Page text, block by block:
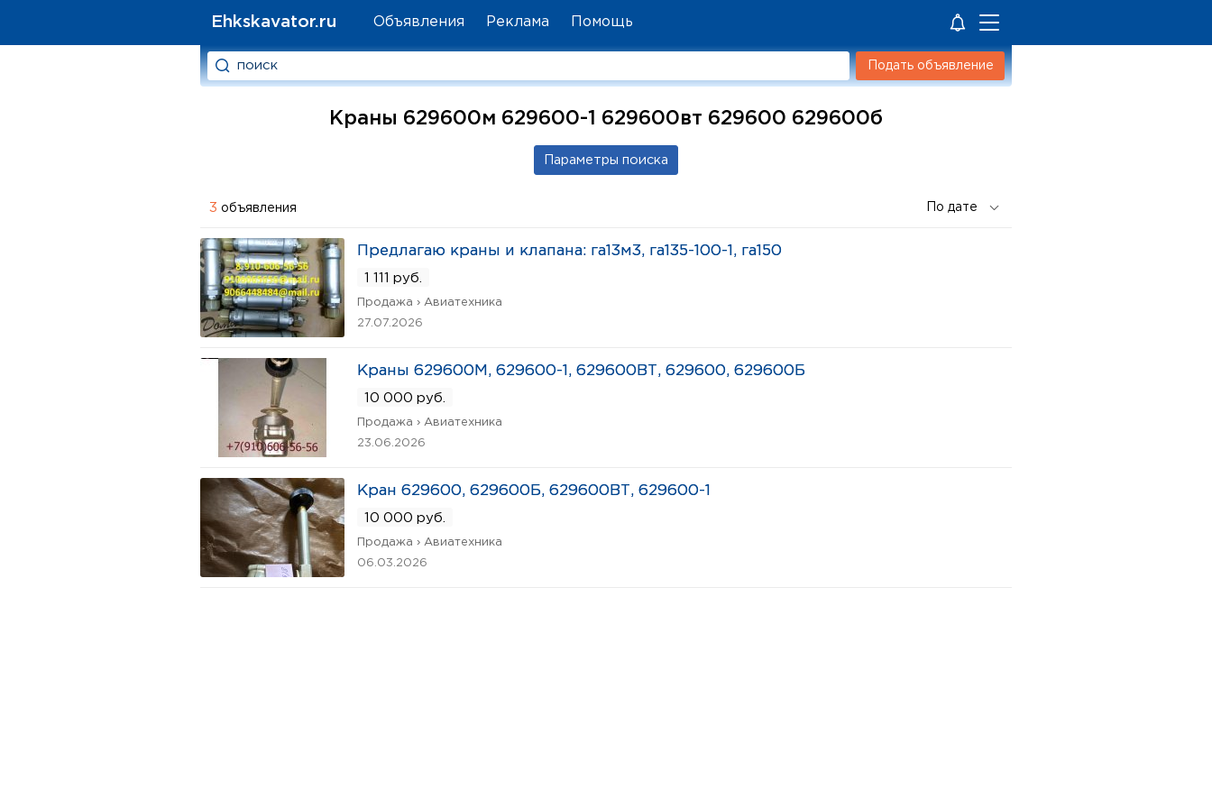
Ehkskavator.ru Объявления Реклама Помощь
Подать объявление
Краны 629600м 629600-1 629600вт 629600 629600б
3 объявления
Предлагаю краны и клапана: га13м3, га135-100-1, га150
1 111 руб.
Продажа › Авиатехника
27.07.2026
Краны 629600М, 629600-1, 629600ВТ, 629600, 629600Б
10 000 руб.
Продажа › Авиатехника
23.06.2026
Кран 629600, 629600Б, 629600ВТ, 629600-1
10 000 руб.
Продажа › Авиатехника
06.03.2026